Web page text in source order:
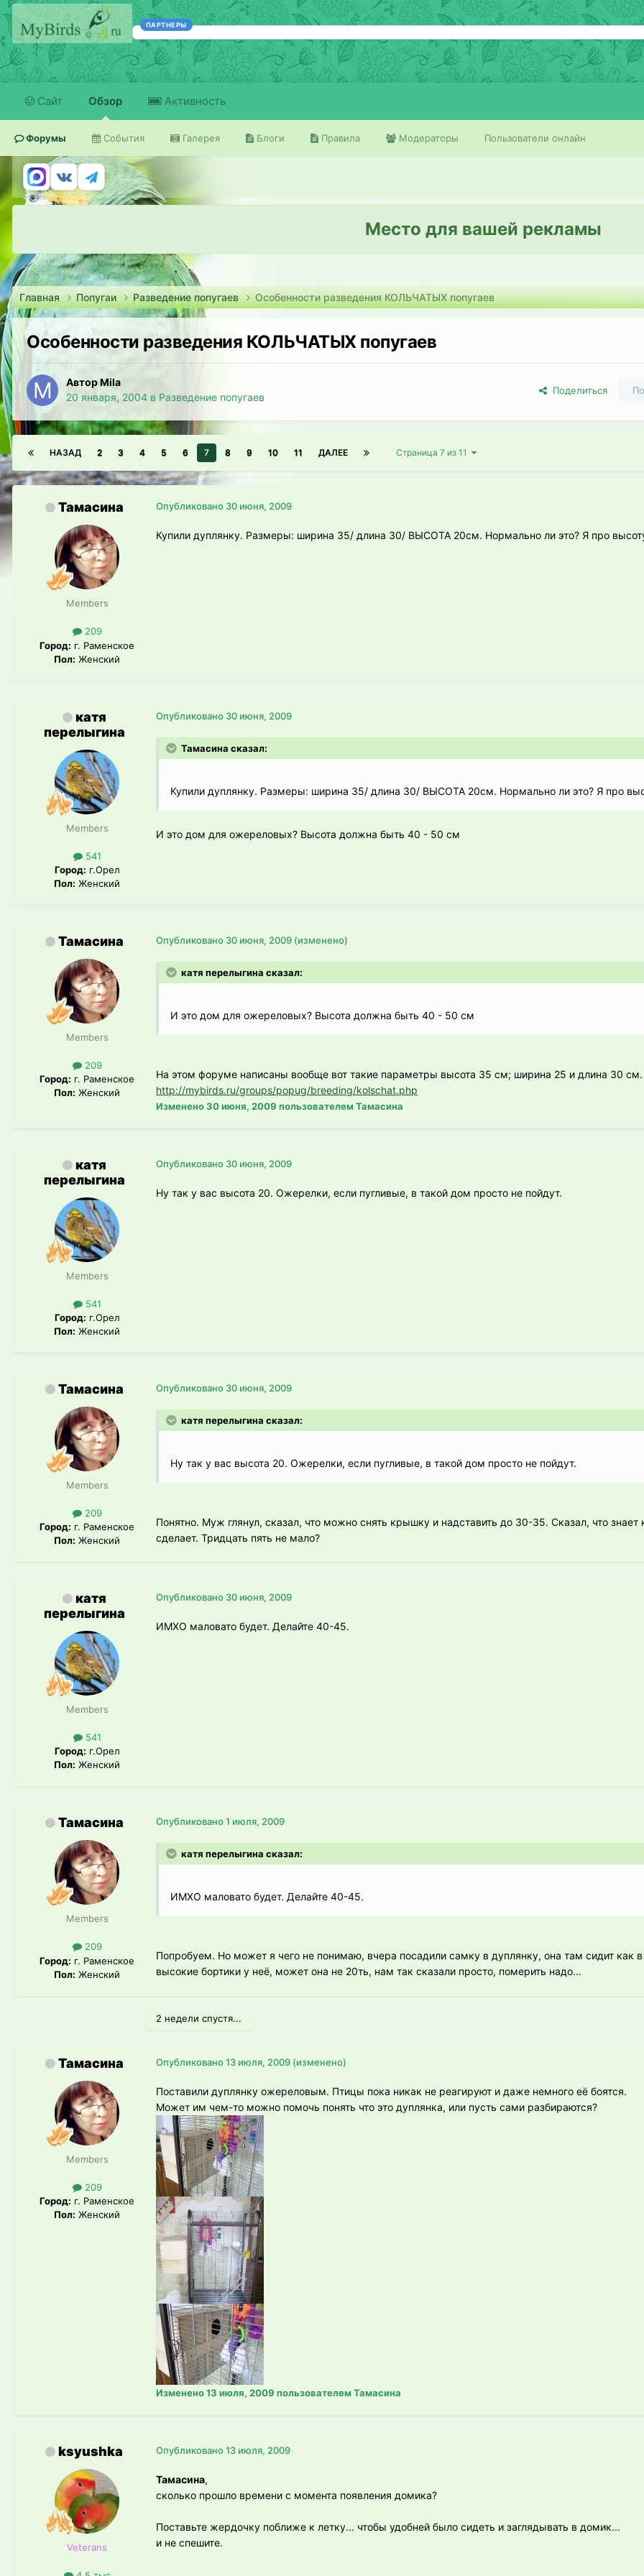
ПАРТНЕРЫ
Сайт Обзор
Форумы События Галерея Блоги Правила Модераторы Пользователи онлайн
Активность
Место для вашей рекламы
Главная Попугаи Разведение попугаев Особенности разведения КОЛЬЧАТЫХ попугаев
Особенности разведения КОЛЬЧАТЫХ попугаев
Автор Mila
20 января, 2004 в Разведение попугаев
Поделиться
НАЗАД 2 3 4 5 6 7 8 9 10 11 ДАЛЕЕ Страница 7 из 11
Тамасина
Members
209
Город: г. Раменское
Пол: Женский
Опубликовано 30 июня, 2009
Купили дуплянку. Размеры: ширина 35/ длина 30/ ВЫСОТА 20см. Нормально ли это? Я про
катя
перелыгина
Members
541
Город: г.Орел
Пол: Женский
Опубликовано 30 июня, 2009
Тамасина сказал:
Купили дуплянку. Размеры: ширина 35/ длина 30/ ВЫСОТА 20см. Нормально ли это? Я про
И это дом для ожереловых? Высота должна быть 40 - 50 см
Тамасина
Members
209
Город: г. Раменское
Пол: Женский
Опубликовано 30 июня, 2009 (изменено)
катя перелыгина сказал:
И это дом для ожереловых? Высота должна быть 40 - 50 см
На этом форуме написаны вообще вот такие параметры высота 35 см; ширина 25 и длина 30 см.
http://mybirds.ru/groups/popug/breeding/kolschat.php
Изменено30 июня, 2009 пользователем Тамасина
катя
перелыгина
Members
541
Город: г.Орел
Пол: Женский
Опубликовано 30 июня, 2009
Ну так у вас высота 20. Ожерелки, если пугливые, в такой дом просто не пойдут.
Тамасина
Members
209
Город: г. Раменское
Пол: Женский
Опубликовано 30 июня, 2009
катя перелыгина сказал:
Ну так у вас высота 20. Ожерелки, если пугливые, в такой дом просто не пойдут.
Понятно. Муж глянул, сказал, что можно снять крышку и надставить до 30-35. Сказал, что знает
сделает. Тридцать пять не мало?
катя
перелыгина
Members
541
Город: г.Орел
Пол: Женский
Опубликовано 30 июня, 2009
ИМХО маловато будет. Делайте 40-45.
Тамасина
Members
209
Город: г. Раменское
Пол: Женский
Опубликовано1 июля, 2009
катя перелыгина сказал:
ИМХО маловато будет. Делайте 40-45.
Попробуем. Но может я чего не понимаю, вчера посадили самку в дуплянку, она там сидит как
высокие бортики у неё, может она не 20ть, нам так сказали просто, померить надо...
2 недели спустя...
Тамасина
Members
209
Город: г. Раменское
Пол: Женский
Опубликовано13 июля, 2009 (изменено)
Поставили дуплянку ожереловым. Птицы пока никак не реагируют и даже немного её боятся.
Может им чем-то можно помочь понять что это дуплянка, или пусть сами разбираются?
Изменено13 июля, 2009 пользователем Тамасина
ksyushka
Veterans
Опубликовано13 июля, 2009
Тамасина,
сколько прошло времени с момента появления домика?
Поставьте жердочку поближе к летку... чтобы удобней было сидеть и заглядывать в домик...
и не спешите.